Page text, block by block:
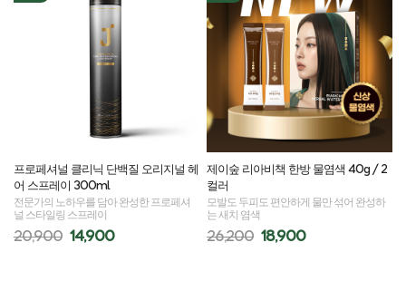
프로페셔널 클리닉 단백질 오리지널 헤
어 스프레이 300ml
전문가의 노하우를 담아 완성한 프로페셔
널 스타일링 스프레이
20,900 14,900
제이숲 리아비책 한방 물염색 40g / 2
컬러
모발도 두피도 편안하게 물만 섞어 완성하
는 새치 염색
26,200 18,900